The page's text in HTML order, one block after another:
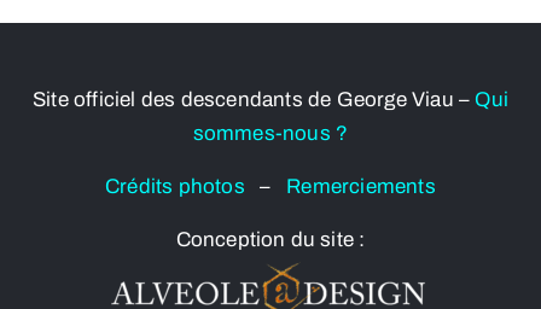
Site officiel des descendants de George Viau – Qui
sommes-nous ?
Crédits photos– Remerciements
Conception du site :